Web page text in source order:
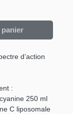
d’action
:
250 ml
C liposomale